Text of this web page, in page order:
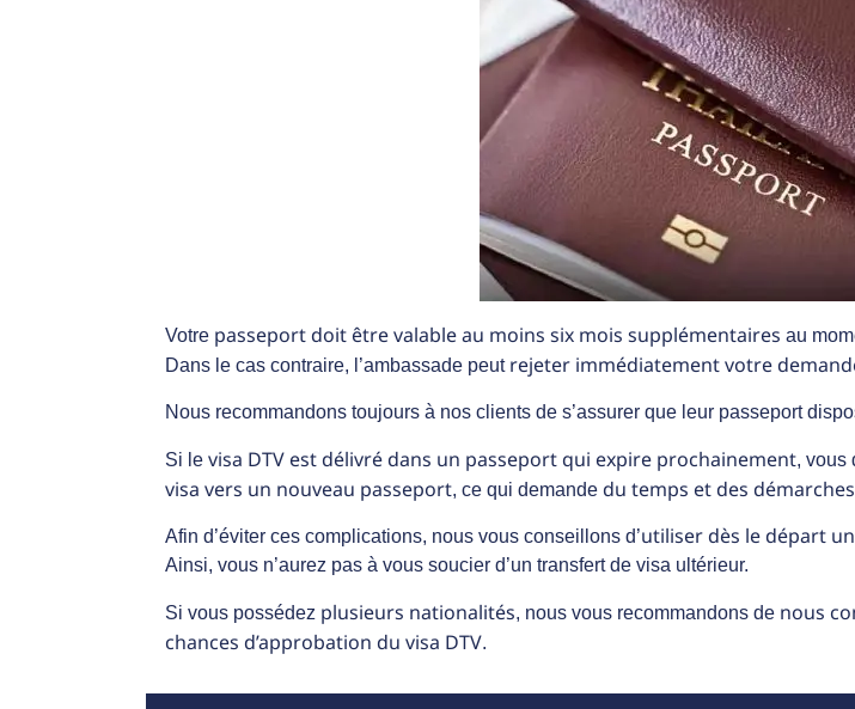
Votre passeport doit être valable au moins six mois supplémentaires au
Dans le cas contraire, l’ambassade peut rejeter immédiatement votre
Nous recommandons toujours à nos clients de s’assurer que leur passeport
Si le visa DTV est délivré dans un passeport qui expire prochainement, vous
visa vers un nouveau passeport, ce qui demande du temps et des
Afin d’éviter ces complications, nous vous conseillons d’utiliser dès le départ
Ainsi, vous n’aurez pas à vous soucier d’un transfert de visa ultérieur.
Si vous possédez plusieurs nationalités, nous vous recommandons de nous
chances d’approbation du visa DTV.